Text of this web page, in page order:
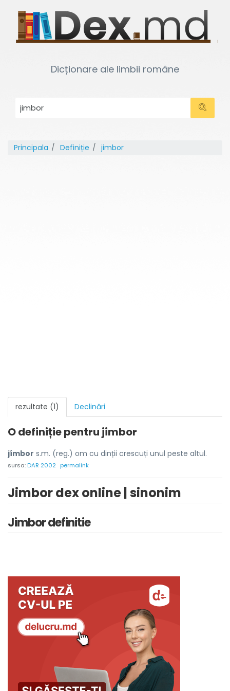
Dicționare ale limbii române
Principala Definiție jimbor
rezultate (1) Declinări
O definiție pentru jimbor
jímbor s.m. (reg.) om cu dinții crescuți unul peste altul.
sursa:DAR 2002 permalink
Jimbor dex online | sinonim
Jimbor definitie